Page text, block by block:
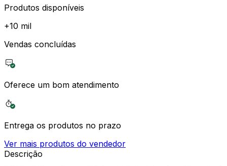
Produtos disponíveis
+10 mil
Vendas concluídas
Oferece um bom atendimento
Entrega os produtos no prazo
Ver mais produtos do vendedor
Descrição